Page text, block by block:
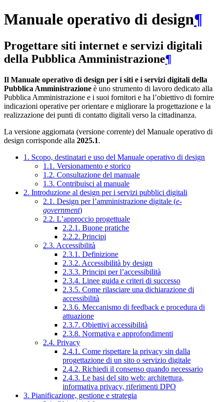
Manuale operativo di design¶
Progettare siti internet e servizi digitali
della Pubblica Amministrazione¶
Il Manuale operativo di design per i siti e i servizi digitali della
Pubblica Amministrazione è uno strumento di lavoro dedicato alla
Pubblica Amministrazione e i suoi fornitori e ha l’obiettivo di fornire
indicazioni operative per orientare e migliorare la progettazione e la
realizzazione dei punti di contatto digitali verso la cittadinanza.
La versione aggiornata (versione corrente) del Manuale operativo di
design corrisponde alla 2025.1.
1. Scopo, destinatari e uso del Manuale operativo di design
1.1. Versionamento e storico
1.2. Consultazione del manuale
1.3. Contribuisci al manuale
2. Introduzione al design per i servizi pubblici digitali
2.1. Design per l’amministrazione digitale (e-
government)
2.2. L’approccio progettuale
2.2.1. Buone pratiche
2.2.2. Principi
2.3. Accessibilità
2.3.1. Definizione
2.3.2. Accessibilità by design
2.3.3. Principi per l’accessibilità
2.3.4. Linee guida e criteri di successo
2.3.5. Come rilasciare una dichiarazione di
accessibilità
2.3.6. Meccanismo di feedback e procedura di
attuazione
2.3.7. Obiettivi accessibilità
2.3.8. Normativa e approfondimenti
2.4. Privacy
2.4.1. Come rispettare la privacy sin dalla
progettazione di un sito o servizio digitale
2.4.2. Richiedi il consenso quando necessario
2.4.3. Le basi del sito web: architettura,
informativa privacy, riferimenti DPO
3. Pianificazione, gestione e strategia